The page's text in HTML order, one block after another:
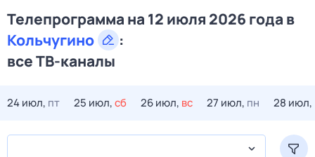
Телепрограмма на 12 июля 2026 года в
Кольчугино
:
все ТВ-каналы
24 июл, пт 25 июл,сб 26 июл, вс 27 июл, пн 28 июл,